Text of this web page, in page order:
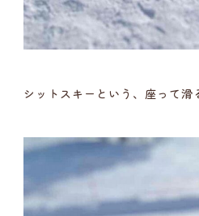
シットスキーという、座って滑